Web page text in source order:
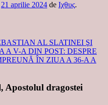
21 aprilie 2024 de Ιχθυς.
AL SLATINEI ŞI
V-A DIN POST: DESPRE
ÎN ZIUA A 36-A A
Apostolul dragostei